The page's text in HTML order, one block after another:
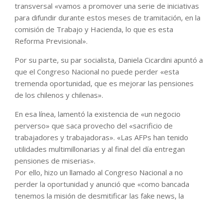
transversal «vamos a promover una serie de iniciativas
para difundir durante estos meses de tramitación, en la
comisión de Trabajo y Hacienda, lo que es esta
Reforma Previsional».
Por su parte, su par socialista, Daniela Cicardini apuntó a
que el Congreso Nacional no puede perder «esta
tremenda oportunidad, que es mejorar las pensiones
de los chilenos y chilenas».
En esa línea, lamentó la existencia de «un negocio
perverso» que saca provecho del «sacrificio de
trabajadores y trabajadoras». «Las AFPs han tenido
utilidades multimillonarias y al final del día entregan
pensiones de miserias».
Por ello, hizo un llamado al Congreso Nacional a no
perder la oportunidad y anunció que «como bancada
tenemos la misión de desmitificar las fake news, la